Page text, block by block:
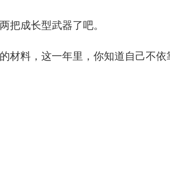
把成长型武器了吧。
材料，这一年里，你知道自己不依